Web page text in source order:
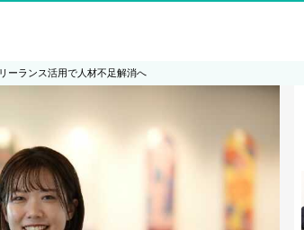
ーランス活用で人材不足解消へ